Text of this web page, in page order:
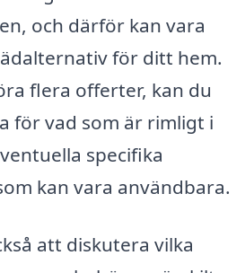
och därför kan vara
för ditt hem.
flera offerter, kan du
för vad som är rimligt i
specifika
kan vara användbara.
att diskutera vilka